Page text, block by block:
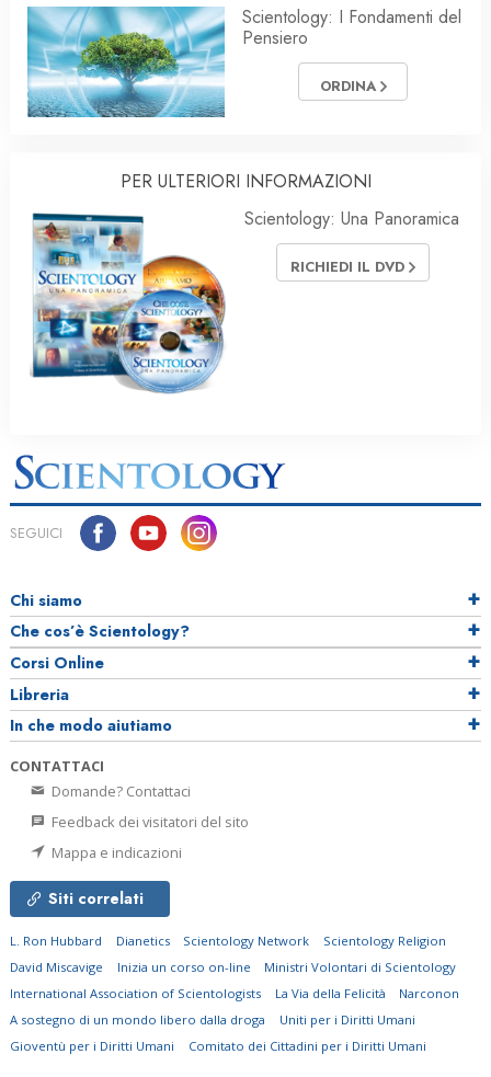
Scientology: I Fondamenti del
Pensiero
ORDINA
PER ULTERIORI INFORMAZIONI
Scientology: Una Panoramica
RICHIEDI IL DVD
SEGUICI
Chi siamo
Che cos’è Scientology?
Corsi Online
Libreria
In che modo aiutiamo
CONTATTACI
Domande? Contattaci
Feedback dei visitatori del sito
Mappa e indicazioni
Siti correlati
L. Ron Hubbard Dianetics Scientology Network
Scientology Religion
David Miscavige
Inizia un corso on-line
Ministri Volontari di Scientology
International Association of Scientologists
La Via della Felicità
Narconon
A sostegno di un mondo libero dalla droga
Uniti per i Diritti Umani
Gioventù per i Diritti Umani
Comitato dei Cittadini per i Diritti Umani